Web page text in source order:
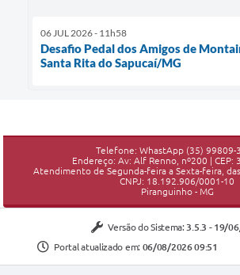
06 JUL 2026 - 11h58
Desafio Pedal dos Amigos de
Santa Rita do Sapucaí/MG
Telefone: WhastApp (35) 99809-
Endereço: Av: Alf Renno, nº200 | CEP:
Atendimento de Segunda-feira a Sexta-feira,
CNPJ: 18.192.906/0001-10
Piranguinho - MG
Versão do Sistema: 3.5.3 - 19/
Portal atualizado em: 06/08/2026 09:51